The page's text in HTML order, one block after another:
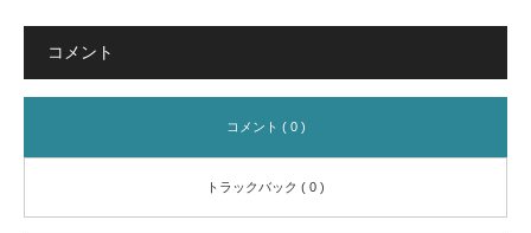
コメント
コメント ( 0 )
トラックバック ( 0 )